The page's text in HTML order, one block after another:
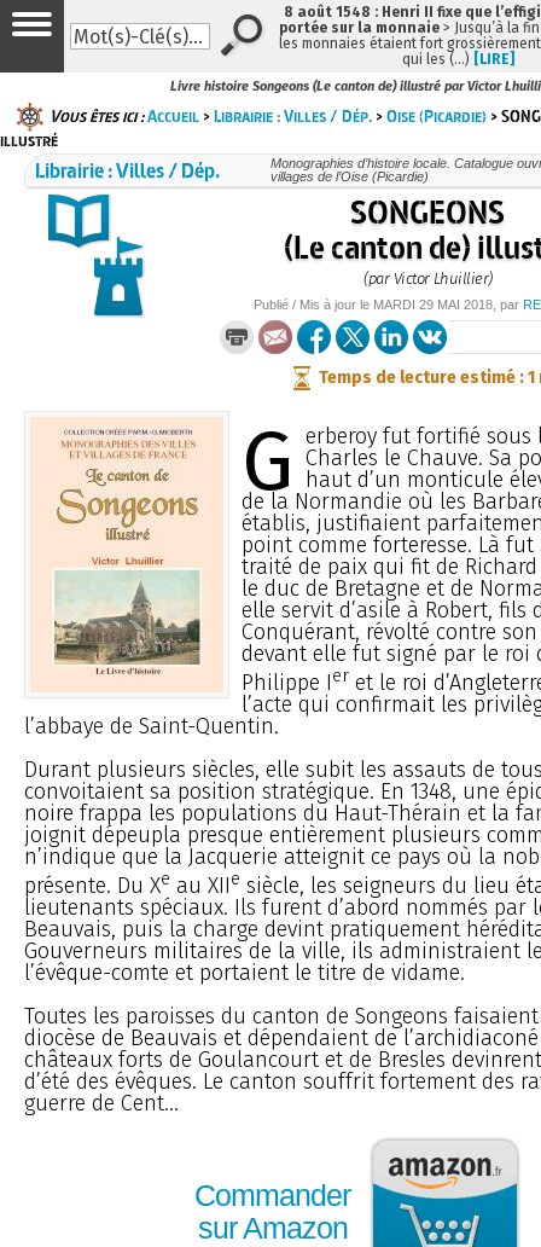
Livre histoire Songeons (Le canton de) illustré par Victor
Vous êtes ici :Accueil >Librairie : Villes / Dép. >Oise (Picardie) >
illustré
Librairie : Villes / Dép.
Monographies d’histoire locale. Catalogue
villages de l’Oise (Picardie)
SONGEONS
(Le canton de)
(par Victor Lhuillier)
Publié / Mis à jour le MARDI 29 MAI 2018 , par
Temps de lecture estimé : 1
G
erberoy fut fortifié sous
Charles le Chauve. Sa
haut d’un monticule
de la Normandie où les
établis, justifiaient
point comme forteresse. Là fut
traité de paix qui fit de
le duc de Bretagne et de
elle servit d’asile à Robert, fils
Conquérant, révolté contre son
devant elle fut signé par le roi
Philippe Ier et le roi
l’acte qui confirmait les
l’abbaye de Saint-Quentin.
Durant plusieurs siècles, elle subit les assauts de
convoitaient sa position stratégique. En 1348, une
noire frappa les populations du Haut-Thérain et la
joignit dépeupla presque entièrement plusieurs
n’indique que la Jacquerie atteignit ce pays où la
présente. Du Xe au XIIe siècle, les seigneurs du lieu
lieutenants spéciaux. Ils furent d’abord nommés par
Beauvais, puis la charge devint pratiquement
Gouverneurs militaires de la ville, ils administraient
l’évêque-comte et portaient le titre de vidame.
Toutes les paroisses du canton de Songeons
diocèse de Beauvais et dépendaient de l’archidiaconé
châteaux forts de Goulancourt et de Bresles
d’été des évêques. Le canton souffrit fortement des
guerre de Cent...
Commander
sur Amazon
8 août 1548 : Henri II fixe que
portée sur la monnaie > Jusqu’à la
les monnaies étaient fort
qui les (…) [LIRE]